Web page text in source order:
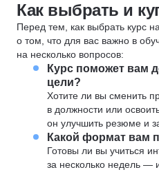
Как выбрать и
Перед тем, как выбрать курс
о том, что для вас важно в
на несколько вопросов:
Курс поможет вам
цели?
Хотите ли вы сменить
в должности или
он улучшить резюме и
Какой формат вам
Готовы ли вы учиться
за несколько недель —